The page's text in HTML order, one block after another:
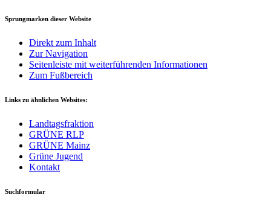
Sprungmarken dieser Website
Direkt zum Inhalt
Zur Navigation
Seitenleiste mit weiterführenden Informationen
Zum Fußbereich
Links zu ähnlichen Websites:
Landtagsfraktion
GRÜNE RLP
GRÜNE Mainz
Grüne Jugend
Kontakt
Suchformular